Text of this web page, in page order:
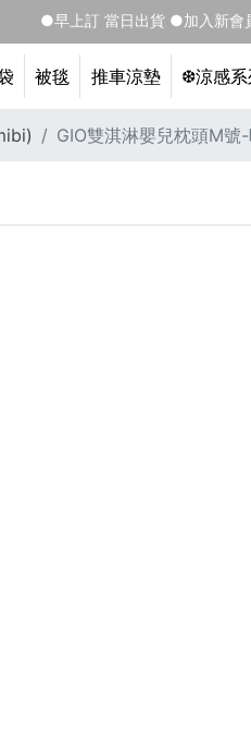
被毯 推車涼墊 ❆涼感
●早上訂 當日出貨 ●加入新會
GIO雙淇淋嬰兒枕頭M號